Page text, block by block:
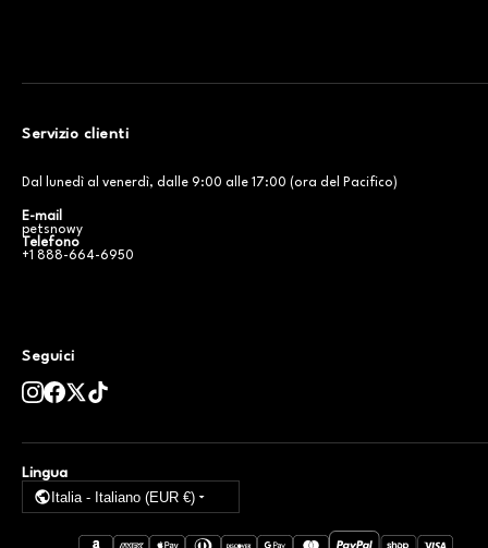
Servizio clienti
Dal lunedì al venerdì, dalle 9:00 alle 17:00 (ora del Pacifico)
E-mail
petsnowy
Telefono
+1 888-664-6950
Seguici
Lingua
Italia - Italiano (EUR €)